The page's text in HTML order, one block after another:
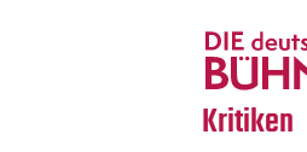
Kritiken
Crossover